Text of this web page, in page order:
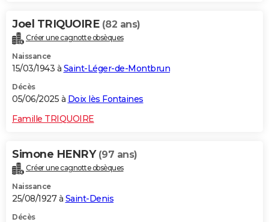
Joel TRIQUOIRE (82 ans)
Créer une cagnotte obsèques
Naissance
15/03/1943 à Saint-Léger-de-Montbrun
Décès
05/06/2025 à Doix lès Fontaines
Famille TRIQUOIRE
Simone HENRY (97 ans)
Créer une cagnotte obsèques
Naissance
25/08/1927 à Saint-Denis
Décès